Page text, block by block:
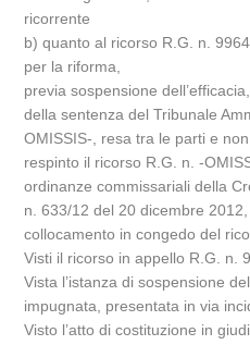
ricorrente
b) quanto al ricorso R.G. n.
per la riforma,
previa sospensione dell’efficacia,
della sentenza del Tribunale
OMISSIS-, resa tra le parti e
respinto il ricorso R.G. n. -
ordinanze commissariali della
n. 633/12 del 20 dicembre
collocamento in congedo del
Visti il ricorso in appello R.G. n.
Vista l’istanza di sospensione
impugnata, presentata in via
Visto l’atto di costituzione in